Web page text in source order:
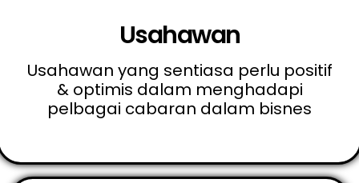
Usahawan
Usahawan yang sentiasa perlu positif
& optimis dalam menghadapi
pelbagai cabaran dalam bisnes